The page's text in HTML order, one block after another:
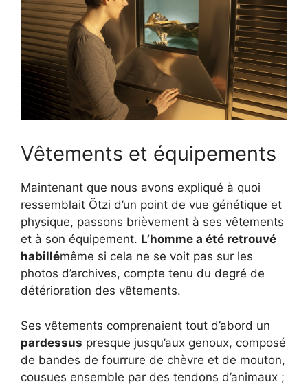
Vêtements et équipements
Maintenant que nous avons expliqué à quoi
ressemblait Ötzi d’un point de vue génétique et
physique, passons brièvement à ses vêtements
et à son équipement. L’homme a été retrouvé
habillémême si cela ne se voit pas sur les
photos d’archives, compte tenu du degré de
détérioration des vêtements.
Ses vêtements comprenaient tout d’abord un
pardessus presque jusqu’aux genoux, composé
de bandes de fourrure de chèvre et de mouton,
cousues ensemble par des tendons d’animaux ;